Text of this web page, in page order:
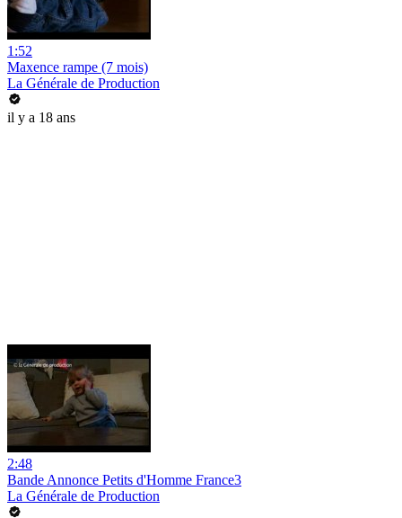
1:52
Maxence rampe (7 mois)
La Générale de Production
il y a 18 ans
2:48
Bande Annonce Petits d'Homme France3
La Générale de Production